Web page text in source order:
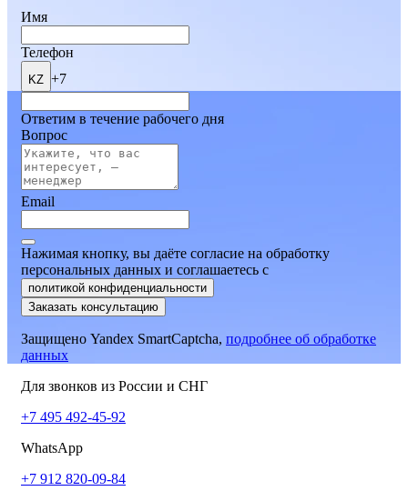
Имя
Телефон
KZ +7
Ответим в течение рабочего дня
Вопрос
Email
Нажимая кнопку, вы даёте согласие на обработку
персональных данных и соглашаетесь c
политикой конфиденциальности
Заказать консультацию
Защищено Yandex SmartCaptcha, подробнее об обработке
данных
Для звонков из России и СНГ
+7 495 492-45-92
WhatsApp
+7 912 820-09-84